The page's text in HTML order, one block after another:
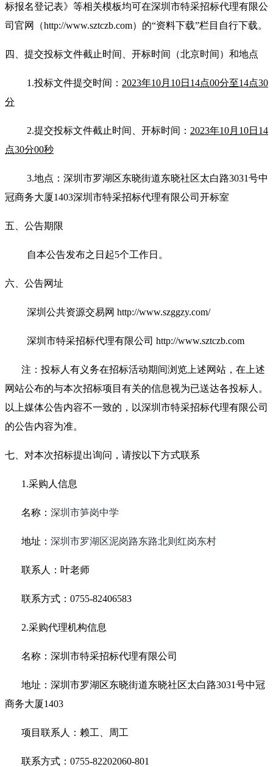
标报名登记表》等相关模板均可在深圳市特采招标代理有限公
司官网（http://www.sztczb.com）的“资料下载”栏目自行下载。
四、提交投标文件截止时间、开标时间（北京时间）和地点
1.投标文件提交时间： 2023年10月10日14点00分至14点30
分
2.提交投标文件截止时间、开标时间： 2023年10月10日14
点30分00秒
3.地点：深圳市罗湖区东晓街道东晓社区太白路3031号中
冠商务大厦1403深圳市特采招标代理有限公司开标室
五、公告期限
自本公告发布之日起5个工作日。
六、公告网址
深圳公共资源交易网 http://www.szggzy.com/
深圳市特采招标代理有限公司 http://www.sztczb.com
注：投标人有义务在招标活动期间浏览上述网站，在上述
网站公布的与本次招标项目有关的信息视为已送达各投标人。
以上媒体公告内容不一致的，以深圳市特采招标代理有限公司
的公告内容为准。
七、对本次招标提出询问，请按以下方式联系
1.采购人信息
名称： 深圳市笋岗中学
地址： 深圳市罗湖区泥岗路东路北则红岗东村
联系人：叶老师
联系方式：0755-82406583
2.采购代理机构信息
名称：深圳市特采招标代理有限公司
地址：深圳市罗湖区东晓街道东晓社区太白路3031号中冠
商务大厦1403
项目联系人：赖工、周工
联系方式：0755-82202060-801